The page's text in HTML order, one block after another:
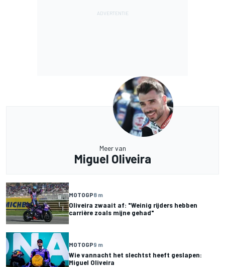
Meer van
Miguel Oliveira
MOTOGP8 m
Oliveira zwaait af: "Weinig rijders hebben
carrière zoals mijne gehad"
MOTOGP9 m
Wie vannacht het slechtst heeft geslapen:
Miguel Oliveira